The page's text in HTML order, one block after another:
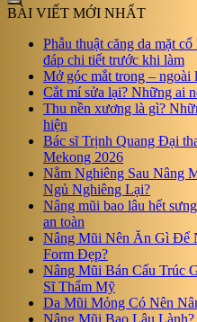
BÀI VIẾT MỚI NHẤT
Phẫu thuật căng da mặt
đáp chi tiết trước khi làm
Mở góc mắt trong – ngoài
Cắt mí sửa lại? Những ai
Thu nền xương là gì?
hiện
Bác sĩ Trịnh Quang Đại
Mekong 2026
Nằm Nghiêng Sau Nâng
Ngủ Nghiêng Lại?
Nâng mũi bao lâu hết
an toàn
Nâng Mũi Nên Ăn Gì Để
Form Đẹp?
Nâng Mũi Bán Cấu Trúc
Sĩ Thẩm Mỹ
Da Mũi Mỏng Có Nên